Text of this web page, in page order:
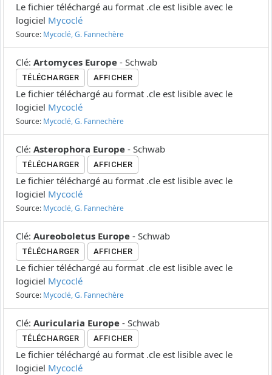
Le fichier téléchargé au format .cle est lisible avec le
logiciel Mycoclé
Source: Mycoclé, G. Fannechère
Clé: Artomyces Europe - Schwab
TÉLÉCHARGER AFFICHER
Le fichier téléchargé au format .cle est lisible avec le
logiciel Mycoclé
Source: Mycoclé, G. Fannechère
Clé: Asterophora Europe - Schwab
TÉLÉCHARGER AFFICHER
Le fichier téléchargé au format .cle est lisible avec le
logiciel Mycoclé
Source: Mycoclé, G. Fannechère
Clé: Aureoboletus Europe - Schwab
TÉLÉCHARGER AFFICHER
Le fichier téléchargé au format .cle est lisible avec le
logiciel Mycoclé
Source: Mycoclé, G. Fannechère
Clé: Auricularia Europe - Schwab
TÉLÉCHARGER AFFICHER
Le fichier téléchargé au format .cle est lisible avec le
logiciel Mycoclé